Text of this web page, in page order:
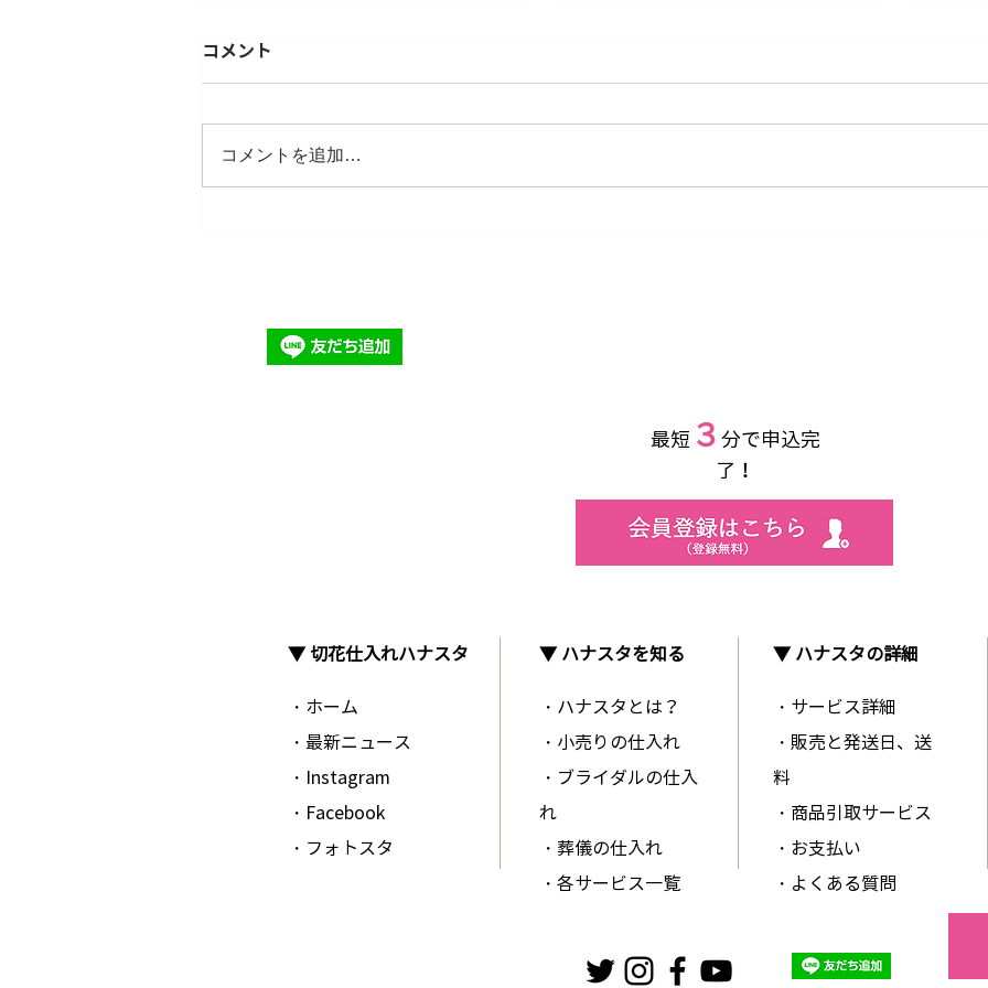
コメント
コメントを追加…
​最短 ３ 分で申込完
了！
▼ 切花仕入れハナスタ
・ホーム
・最新ニュース
・Instagram
・Facebook
・フォトスタ
▼ ハナスタを知る
・ハナスタとは？
・小売りの仕入れ
・ブライダルの仕入
れ
・葬儀の仕入れ
・各サービス一覧
▼ ハナスタの詳細
・サービス詳細
・販売と発送日、送
料
・商品引取サービス
・お支払い
・よくある質問